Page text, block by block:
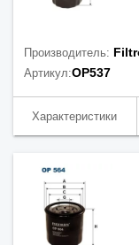
Производитель:
Артикул:OP537
Характеристики